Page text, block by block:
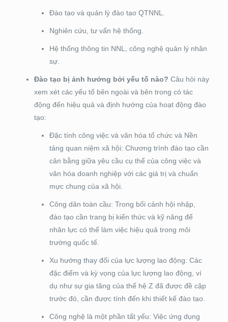
Đào tạo và quản lý đào tạo QTNNL.
Nghiên cứu, tư vấn hệ thống.
Hệ thống thông tin NNL, công nghệ quản lý nhân
sự.
Đào tạo bị ảnh hưởng bởi yếu tố nào? Câu hỏi này
xem xét các yếu tố bên ngoài và bên trong có tác
động đến hiệu quả và định hướng của hoạt động đào
tạo:
Đặc tính công việc và văn hóa tổ chức và Nền
tảng quan niệm xã hội: Chương trình đào tạo cần
cân bằng giữa yêu cầu cụ thể của công việc và
văn hóa doanh nghiệp với các giá trị và chuẩn
mực chung của xã hội.
Công dân toàn cầu: Trong bối cảnh hội nhập,
đào tạo cần trang bị kiến thức và kỹ năng để
nhân lực có thể làm việc hiệu quả trong môi
trường quốc tế.
Xu hướng thay đổi của lực lượng lao động: Các
đặc điểm và kỳ vọng của lực lượng lao động, ví
dụ như sự gia tăng của thế hệ Z đã được đề cập
trước đó, cần được tính đến khi thiết kế đào tạo.
Công nghệ là một phần tất yếu: Việc ứng dụng